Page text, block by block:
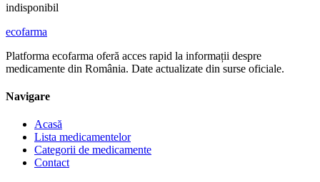
indisponibil
ecofarma
Platforma ecofarma oferă acces rapid la informații despre
medicamente din România. Date actualizate din surse oficiale.
Navigare
Acasă
Lista medicamentelor
Categorii de medicamente
Contact